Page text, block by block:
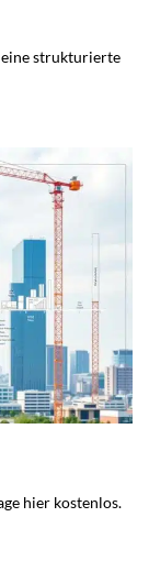
eine strukturierte
hier kostenlos.